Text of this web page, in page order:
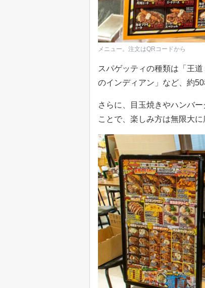
メニュー。注文はQRコードから
スパゲッティの種類は「王
のインディアン」など、約
さらに、目玉焼きやハンバ
ことで、楽しみ方は無限大に